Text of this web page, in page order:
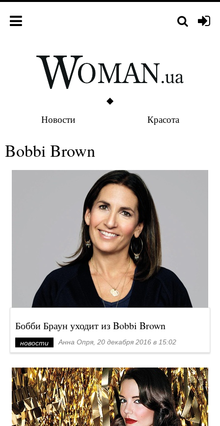
Новости Красота
Bobbi Brown
Бобби Браун уходит из Bobbi Brown
новости Анна Опря, 20 декабря 2016 в 15:02